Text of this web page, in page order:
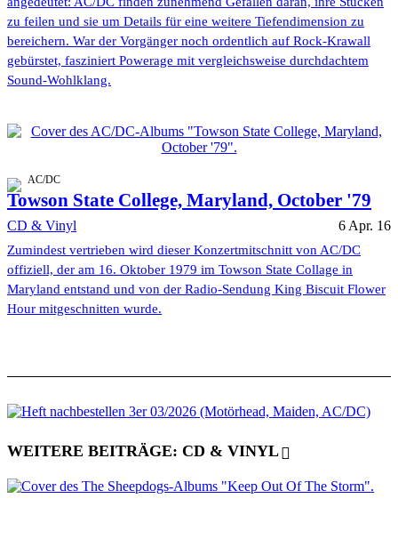
zu feilen und sie um Details für eine weitere Tiefendimension zu
bereichern. War der Vorgänger noch ordentlich auf Rock-Krawall
gebürstet, fasziniert Powerage mit vergleichsweise durchdachtem
Sound-Wohlklang.
AC/DC
Towson State College, Maryland, October '79
CD & Vinyl 6 Apr. 16
Zumindest vertrieben wird dieser Konzertmitschnitt von AC/DC
offiziell, der am 16. Oktober 1979 im Towson State Collage in
Maryland entstand und von der Radio-Sendung King Biscuit Flower
Hour mitgeschnitten wurde.
WEITERE BEITRÄGE: CD & VINYL